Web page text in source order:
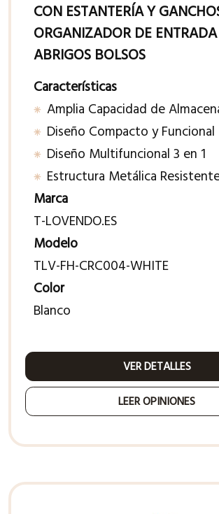
CON ESTANTERÍA Y
ORGANIZADOR DE
ABRIGOS BOLSOS
Características
Amplia Capacidad de
Diseño Compacto y Funcional
Diseño Multifuncional 3 en 1
Estructura Metálica
Marca
T-LOVENDO.ES
Modelo
TLV-FH-CRC004-WHITE
Color
Blanco
VER DETALLES
LEER OPINIONES